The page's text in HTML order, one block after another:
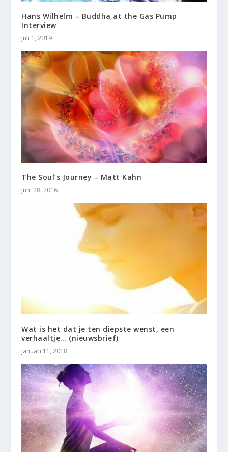
Hans Wilhelm – Buddha at the Gas Pump
Interview
juli 1, 2019
The Soul’s Journey – Matt Kahn
juni 28, 2016
Wat is het dat je ten diepste wenst, een
verhaaltje… (nieuwsbrief)
januari 11, 2018